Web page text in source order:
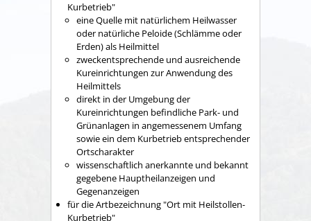
Kurbetrieb"
eine Quelle mit natürlichem Heilwasser
oder natürliche Peloide (Schlämme oder
Erden) als Heilmittel
zweckentsprechende und ausreichende
Kureinrichtungen zur Anwendung des
Heilmittels
direkt in der Umgebung der
Kureinrichtungen befindliche Park- und
Grünanlagen in angemessenem Umfang
sowie ein dem Kurbetrieb entsprechender
Ortscharakter
wissenschaftlich anerkannte und bekannt
gegebene Hauptheilanzeigen und
Gegenanzeigen
für die Artbezeichnung "Ort mit Heilstollen-
Kurbetrieb"